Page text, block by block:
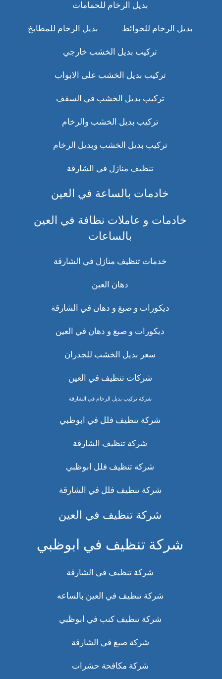
بديل الرخام للحمامات
بديل الرخام للحوائط بديل الرخام للمطابخ
تركيب بديل الخشب خارجي
تركيب بديل الخشب على الابواب
تركيب بديل الخشب في السقف
تركيب بديل الخشب والرخام
تركيب بديل الخشب وبديل الرخام
تنظيف منازل في الشارقة
خادمات بالساعة في العين
خادمات و عاملات نظافة في العين
بالساعات
خدمات تنظيف منازل في الشارقة
دهان العين
ديكورات و صبغ و دهان في الشارقة
ديكورات و صبغ و دهان في العين
سعر بديل الخشب للجدران
شركات تنظيف في العين
شركة تركيب بديل الرخام في الشارقة
شركة تنظيف فلل في ابوظبي
شركة تنظيف الشارقة
شركة تنظيف فلل ابوظبي
شركة تنظيف فلل في الشارقة
شركة تنظيف في العين
شركة تنظيف في ابوظبي
شركة تنظيف في الشارقة
شركة تنظيف في العين بالساعه
شركة تنظيف كنب في ابوظبي
شركة صبغ في الشارقة
شركة مكافحة حشرات